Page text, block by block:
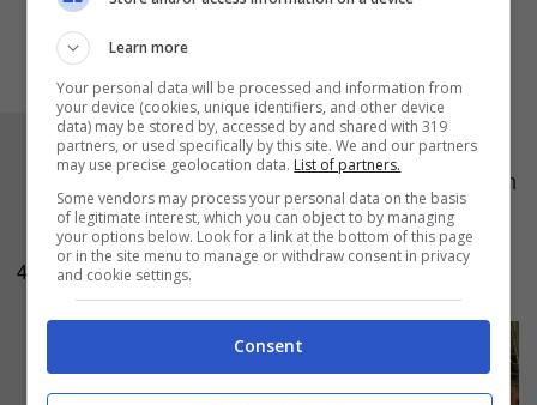
4
Stendete la pasta con un matterello infarinato.
La pasta deve essere spessa circa un dito. Con
un taglia biscotti create le forme ecuocete i
biscotti per 12-14 minuti(a seconda dello
spessore).
Learn more
Your personal data will be processed and information from
your device (cookies, unique identifiers, and other device
data) may be stored by, accessed by and shared with 319
partners, or used specifically by this site. We and our partners
may use precise geolocation data. List of partners.
Some vendors may process your personal data on the basis
of legitimate interest, which you can object to by managing
your options below. Look for a link at the bottom of this page
or in the site menu to manage or withdraw consent in privacy
and cookie settings.
Consent